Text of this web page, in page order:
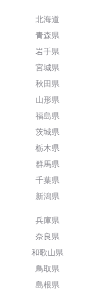
北海道
青森県
岩手県
宮城県
秋田県
山形県
福島県
茨城県
栃木県
群馬県
千葉県
新潟県
兵庫県
奈良県
和歌山県
鳥取県
島根県